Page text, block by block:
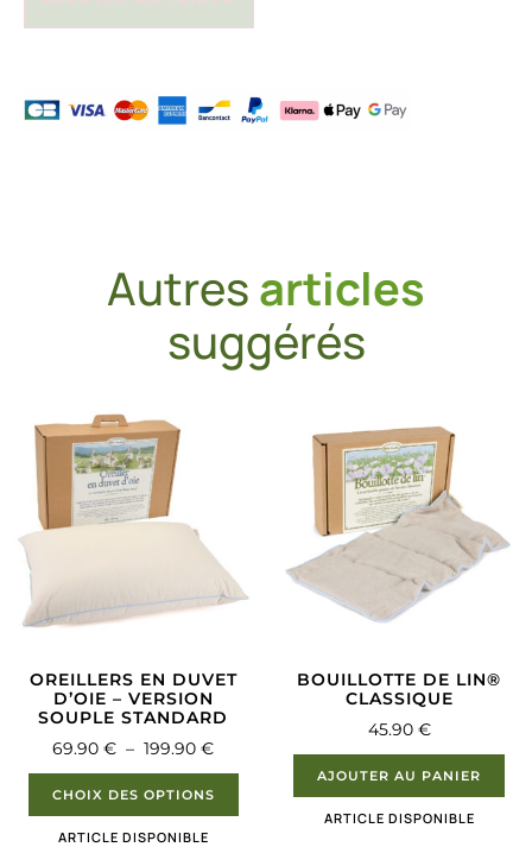
Autresarticles
suggérés
OREILLERS EN DUVET
D’OIE – VERSION
SOUPLE STANDARD
69.90 € – 199.90 €
CHOIX DES OPTIONS
ARTICLE DISPONIBLE
BOUILLOTTE DE LIN®
CLASSIQUE
45.90 €
AJOUTER AU PANIER
ARTICLE DISPONIBLE